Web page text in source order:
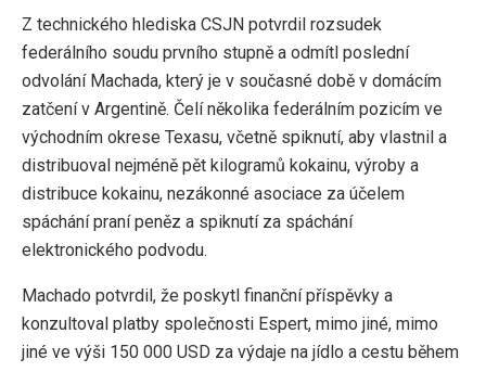
Z technického hlediska CSJN potvrdil rozsudek
federálního soudu prvního stupně a odmítl poslední
odvolání Machada, který je v současné době v domácím
zatčení v Argentině. Čelí několika federálním pozicím ve
východním okrese Texasu, včetně spiknutí, aby vlastnil a
distribuoval nejméně pět kilogramů kokainu, výroby a
distribuce kokainu, nezákonné asociace za účelem
spáchání praní peněz a spiknutí za spáchání
elektronického podvodu.
Machado potvrdil, že poskytl finanční příspěvky a
konzultoval platby společnosti Espert, mimo jiné, mimo
jiné ve výši 150 000 USD za výdaje na jídlo a cestu během